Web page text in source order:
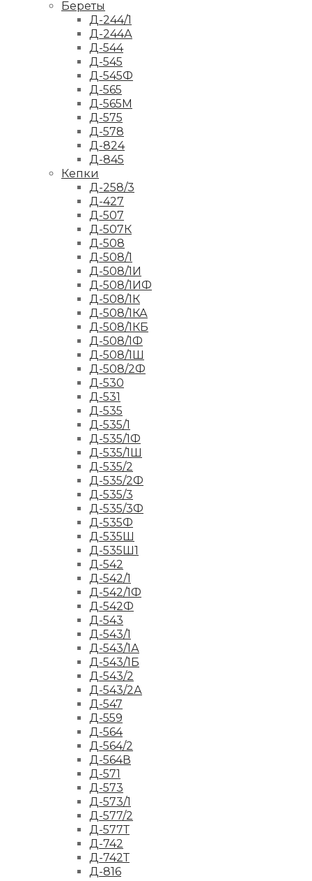
Береты
Д-244/1
Д-244А
Д-544
Д-545
Д-545Ф
Д-565
Д-565М
Д-575
Д-578
Д-824
Д-845
Кепки
Д-258/3
Д-427
Д-507
Д-507К
Д-508
Д-508/1
Д-508/1И
Д-508/1ИФ
Д-508/1К
Д-508/1КА
Д-508/1КБ
Д-508/1Ф
Д-508/1Ш
Д-508/2Ф
Д-530
Д-531
Д-535
Д-535/1
Д-535/1Ф
Д-535/1Ш
Д-535/2
Д-535/2Ф
Д-535/3
Д-535/3Ф
Д-535Ф
Д-535Ш
Д-535Ш1
Д-542
Д-542/1
Д-542/1Ф
Д-542Ф
Д-543
Д-543/1
Д-543/1А
Д-543/1Б
Д-543/2
Д-543/2А
Д-547
Д-559
Д-564
Д-564/2
Д-564В
Д-571
Д-573
Д-573/1
Д-577/2
Д-577Т
Д-742
Д-742Т
Д-816